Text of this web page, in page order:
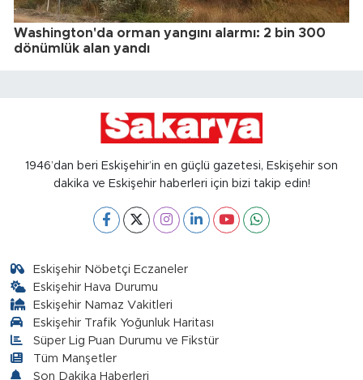
Washington'da orman yangını alarmı: 2 bin 300
dönümlük alan yandı
1946’dan beri Eskişehir’in en güçlü gazetesi, Eskişehir son
dakika ve Eskişehir haberleri için bizi takip edin!
Eskişehir Nöbetçi Eczaneler
Eskişehir Hava Durumu
Eskişehir Namaz Vakitleri
Eskişehir Trafik Yoğunluk Haritası
Süper Lig Puan Durumu ve Fikstür
Tüm Manşetler
Son Dakika Haberleri